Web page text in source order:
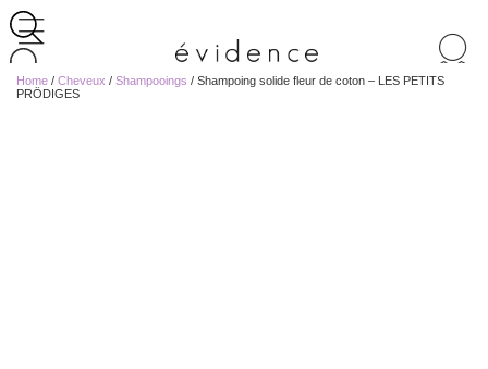
de
produits
Home / Cheveux / Shampooings / Shampoing solide fleur de coton – LES PETITS
PRÖDIGES